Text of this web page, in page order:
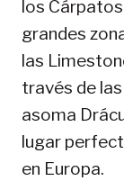
los
grandes
las
través de
asoma
lugar
en Europa.